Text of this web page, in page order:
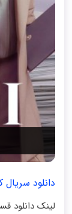
دانلود
لینک دانلود قسمت 12 فصل